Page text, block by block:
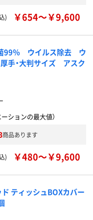
) ￥654～￥9,600
99％ ウイルス除去 ウ
手・大判サイズ アスク
ーションの最大値）
商品あります
) ￥480～￥9,600
ティッシュBOXカバー